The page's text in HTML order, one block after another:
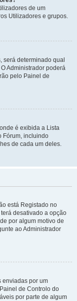
de um
Utilizadores e grupos.
será determinado qual
Administrador poderá
pelo Painel de
é exibida a Lista
Fórum, incluindo
de cada um deles.
está Registado no
desativado a opção
por algum motivo de
ao Administrador
enviadas por um
de Controlo do
por parte de algum